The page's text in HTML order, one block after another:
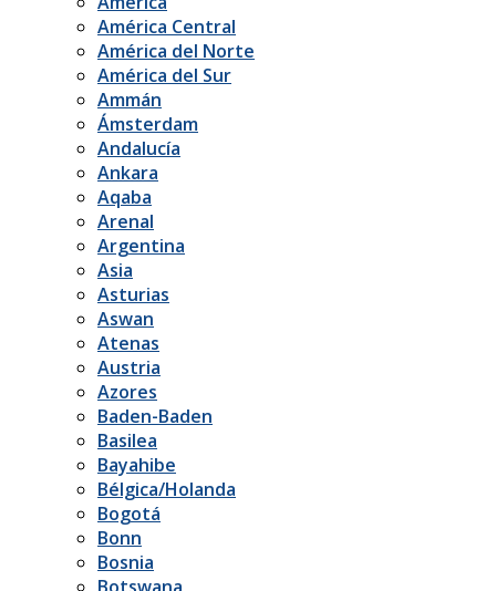
América Central
América del Norte
América del Sur
Ammán
Ámsterdam
Andalucía
Ankara
Aqaba
Arenal
Argentina
Asia
Asturias
Aswan
Atenas
Austria
Azores
Baden-Baden
Basilea
Bayahibe
Bélgica/Holanda
Bogotá
Bonn
Bosnia
Botswana